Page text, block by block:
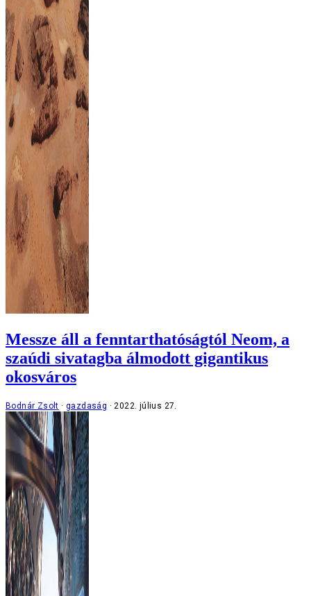
Messze áll a fenntarthatóságtól Neom, a
szaúdi sivatagba álmodott gigantikus
okosváros
Bodnár Zsolt gazdaság 2022. július 27.